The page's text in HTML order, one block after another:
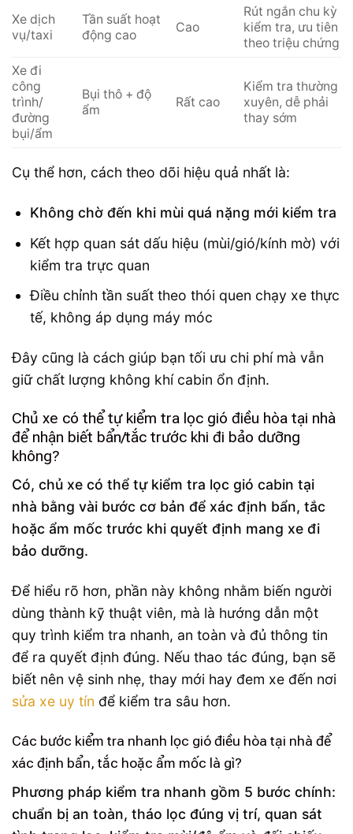
Xe dịch
vụ/taxi
Tần suất hoạt
động cao
Cao
Rút ngắn chu kỳ
kiểm tra, ưu tiên
theo triệu chứng
Xe đi
công
trình/
đường
bụi/ẩm
Bụi thô + độ
ẩm
Rất cao
Kiểm tra thường
xuyên, dễ phải
thay sớm
Cụ thể hơn, cách theo dõi hiệu quả nhất là:
Không chờ đến khi mùi quá nặng mới kiểm tra
Kết hợp quan sát dấu hiệu (mùi/gió/kính mờ) với
kiểm tra trực quan
Điều chỉnh tần suất theo thói quen chạy xe thực
tế, không áp dụng máy móc
Đây cũng là cách giúp bạn tối ưu chi phí mà vẫn
giữ chất lượng không khí cabin ổn định.
Chủ xe có thể tự kiểm tra lọc gió điều hòa tại nhà
để nhận biết bẩn/tắc trước khi đi bảo dưỡng
không?
Có, chủ xe có thể tự kiểm tra lọc gió cabin tại
nhà bằng vài bước cơ bản để xác định bẩn, tắc
hoặc ẩm mốc trước khi quyết định mang xe đi
bảo dưỡng.
Để hiểu rõ hơn, phần này không nhằm biến người
dùng thành kỹ thuật viên, mà là hướng dẫn một
quy trình kiểm tra nhanh, an toàn và đủ thông tin
để ra quyết định đúng. Nếu thao tác đúng, bạn sẽ
biết nên vệ sinh nhẹ, thay mới hay đem xe đến nơi
sửa xe uy tín để kiểm tra sâu hơn.
Các bước kiểm tra nhanh lọc gió điều hòa tại nhà để
xác định bẩn, tắc hoặc ẩm mốc là gì?
Phương pháp kiểm tra nhanh gồm 5 bước chính:
chuẩn bị an toàn, tháo lọc đúng vị trí, quan sát